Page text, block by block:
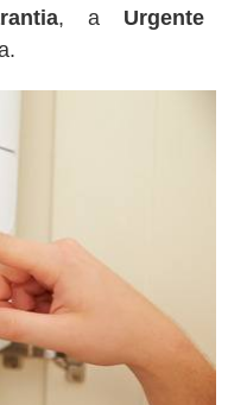
, a Urgente